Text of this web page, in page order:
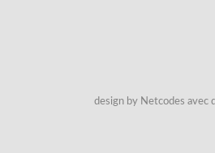
design by Netcodes avec